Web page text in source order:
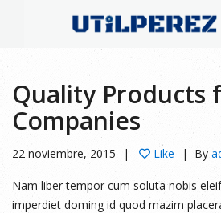
Quality Products
Companies
22 noviembre, 2015 Like By
Nam liber tempor cum soluta nobis
imperdiet doming id quod mazim